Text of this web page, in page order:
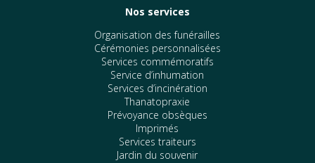
Nos services
Organisation des funérailles
Cérémonies personnalisées
Services commémoratifs
Service d’inhumation
Services d’incinération
Thanatopraxie
Prévoyance obsèques
Imprimés
Services traiteurs
Jardin du souvenir